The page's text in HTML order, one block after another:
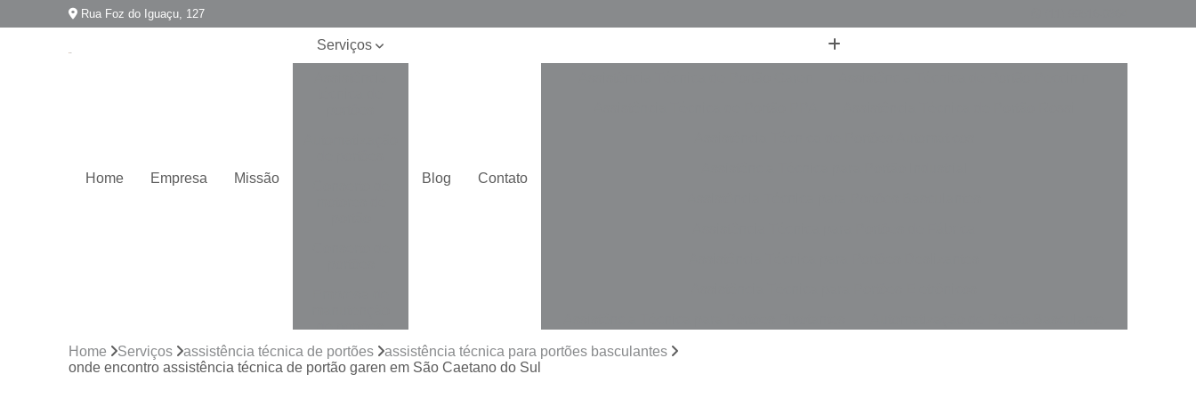
Rua Foz do Iguaçu, 127
Home Empresa Missão
Serviços
de portões
Empresa para
instalação de
Blog Contato
Automatização de Portão de Correr
Home Serviços assistência técnica de portões
assistência técnica para portões basculantes
onde encontro assistência técnica de portão garen em São Caetano do Sul